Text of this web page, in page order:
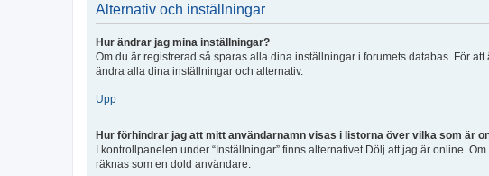
Alternativ och inställningar
Hur ändrar jag mina inställningar?
Om du är registrerad så sparas alla dina inställningar i forumets databas. För
ändra alla dina inställningar och alternativ.
Upp
Hur förhindrar jag att mitt användarnamn visas i listorna över vilka som är
I kontrollpanelen under “Inställningar” finns alternativet Dölj att jag är online.
räknas som en dold användare.